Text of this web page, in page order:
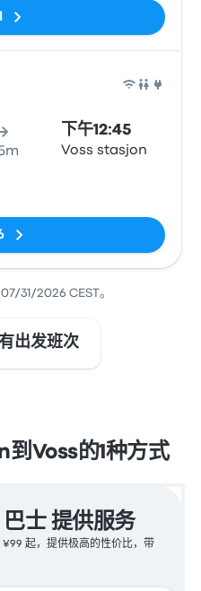
下午12:45
Voss stasjon
31/2026 CEST。
出发班次
Voss的1种方式
士 提供服务
起，提供极高的性价比，带